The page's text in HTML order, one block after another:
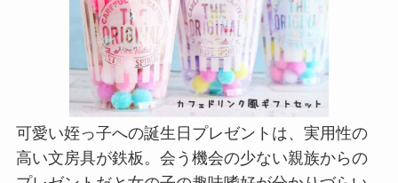
可愛い姪っ子への誕生日プレゼントは、実用性の
高い文房具が鉄板。会う機会の少ない親族からの